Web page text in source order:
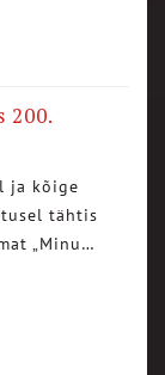
200.
ja kõige
tähtis
„Minu…